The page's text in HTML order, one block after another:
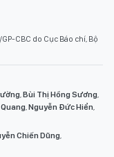
CBC do Cục Báo chí, Bộ
,Bùi Thị Hồng Sương,
,Nguyễn Đức Hiển,
Chiến Dũng,